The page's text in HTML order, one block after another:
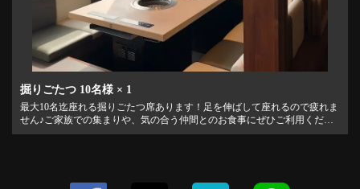
掘りごたつ 10名様 × 1
最大10名迄座れる掘りごたつ席あります！足を伸ばして座れるので疲れま
せん♪ご家族での集まりや、気の合う仲間とのお食事にぜひご利用くださ
い。